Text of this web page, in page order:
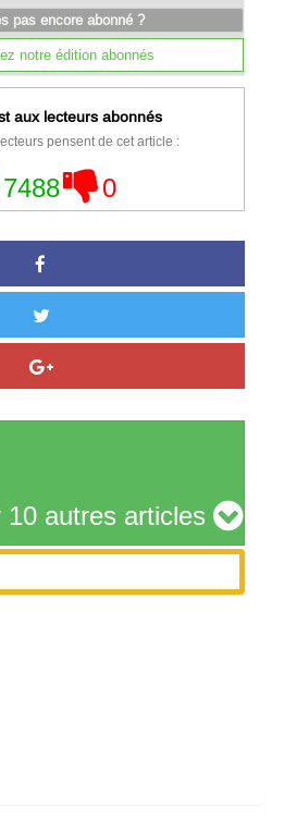
pas encore abonné ?
notre édition abonnés
aux lecteurs abonnés
pensent de cet article :
7488 0
autres articles